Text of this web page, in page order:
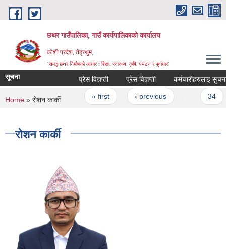
Skip to main content
छथर गाउँपालिका, गाउँ कार्यपालिकाको कार्यालय
कोशी प्रदेश, तेह्रथुम,
"समृद्ध छथर निर्माणको आधार : शिक्षा, स्वास्थ्य, कृषि, पर्यटन र पुर्वाधार”
सूचना प्रेस विज्ञप्ती प्रेस विज्ञप्ती कर्मचारीहरुलाइ सुचना
Pages
« first ‹ previous
You are here
Home » रोशन कार्की
रोशन कार्की